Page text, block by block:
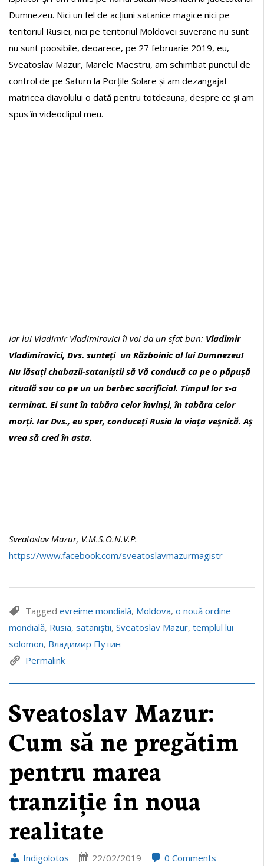
Dumnezeu. Nici un fel de acțiuni satanice magice nici pe
teritoriul Rusiei, nici pe teritoriul Moldovei suverane nu sunt
nu sunt poosibile, deoarece, pe 27 februarie 2019, eu,
Sveatoslav Mazur, Marele Maestru, am schimbat punctul de
control de pe Saturn la Porțile Solare și am dezangajat
matricea diavolului o dată pentru totdeauna, despre ce și am
spus în videoclipul meu.
Iar lui Vladimir Vladimirovici îi voi da un sfat bun: Vladimir
Vladimirovici, Dvs. sunteți un Războinic al lui Dumnezeu!
Nu lăsați chabazii-sataniștii să Vă conducă ca pe o păpușă
rituală sau ca pe un un berbec sacrificial. Timpul lor s-a
terminat. Ei sunt în tabăra celor învinși, în tabăra celor
morți. Iar Dvs., eu sper, conduceți Rusia la viața veșnică. Aș
vrea să cred în asta.
Sveatoslav Mazur, V.M.S.O.N.V.P.
https://www.facebook.com/sveatoslavmazurmagistr
Tagged evreime mondială, Moldova, o nouă ordine
mondială, Rusia, sataniștii, Sveatoslav Mazur, templul lui
solomon, Владимир Путин
Permalink
Sveatoslav Mazur:
Cum să ne pregătim
pentru marea
tranziție în noua
realitate
Indigolotos 22/02/2019 0 Comments